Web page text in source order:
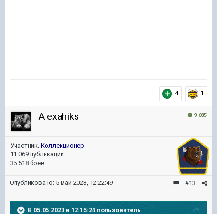
4 1
9 685
Alexahiks
Участник, Коллекционер
11 069 публикаций
35 518 боёв
#13
Опубликовано: 5 май 2023, 12:22:49
В 05.05.2023 в 12:15:24 пользователь